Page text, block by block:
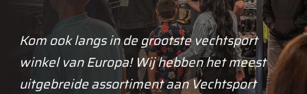
Kom ook langs in de grootste vechtsport
winkel van Europa! Wij hebben het meest
uitgebreide assortiment aan Vechtsport